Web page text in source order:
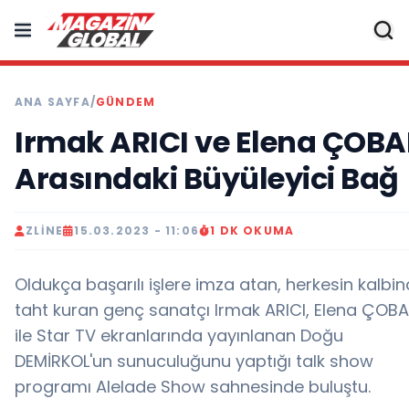
ANA SAYFA/GÜNDEM
Irmak ARICI ve Elena
Arasındaki Büyüleyici Bağ
ZLINE 15.03.2023 - 11:06 1 DK OKUMA
Oldukça başarılı işlere imza atan, herkesin
taht kuran genç sanatçı Irmak ARICI, Elena
ile Star TV ekranlarında yayınlanan Doğu
DEMİRKOL'un sunuculuğunu yaptığı talk show
programı Alelade Show sahnesinde buluştu.